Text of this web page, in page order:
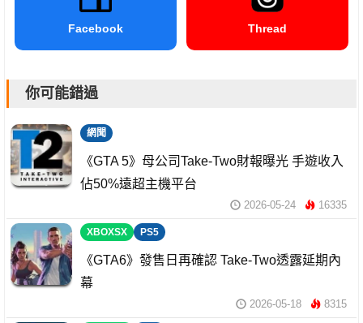
Facebook Thread
你可能錯過
網聞
《GTA 5》母公司Take-Two財報曝光 手遊收入
佔50%遠超主機平台
2026-05-24 16335
XBOXSX PS5
《GTA6》發售日再確認 Take-Two透露延期內
幕
2026-05-18 8315